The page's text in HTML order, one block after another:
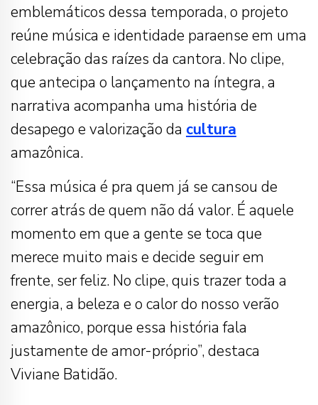
emblemáticos dessa temporada, o projeto
reúne música e identidade paraense em uma
celebração das raízes da cantora. No clipe,
que antecipa o lançamento na íntegra, a
narrativa acompanha uma história de
desapego e valorização da cultura
amazônica.
“Essa música é pra quem já se cansou de
correr atrás de quem não dá valor. É aquele
momento em que a gente se toca que
merece muito mais e decide seguir em
frente, ser feliz. No clipe, quis trazer toda a
energia, a beleza e o calor do nosso verão
amazônico, porque essa história fala
justamente de amor-próprio”, destaca
Viviane Batidão.